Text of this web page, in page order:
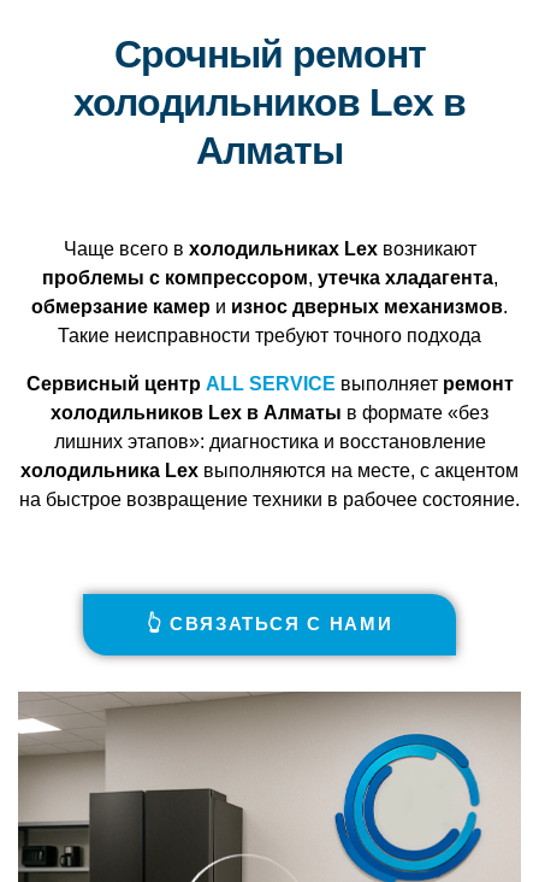
Срочный ремонт
холодильников Lex в
Алматы
Чаще всего в холодильниках Lexвозникают
проблемы с компрессором, утечка хладагента,
обмерзание камер и износ дверных механизмов.
Такие неисправности требуют точного подхода
Сервисный центр ALL SERVICE выполняет ремонт
холодильников Lex в Алматы в формате «без
лишних этапов»: диагностика и восстановление
холодильника Lex выполняются на месте, с акцентом
на быстрое возвращение техники в рабочее состояние.
👆 СВЯЗАТЬСЯ С НАМИ